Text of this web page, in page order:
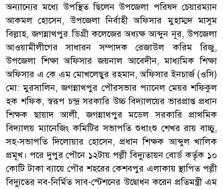
অন্যান্যের মধ্যে উপস্থিত ছিলেন উপজেলা পরিষদ চেয়ারম্যান
আকমল হোসেন, উপজেলা নির্বাহী অফিসার মুহাম্মদ মাসুম
বিল্লাহ, জগন্নাথপুর ডিগ্রী কলেজের অধ্যক্ষ আব্দুন নূর, উপজেলা
আওয়ামীলীগের সাধারন সম্পাদক রেজাউল করিম রিজু,
উপজেলা শিক্ষা অফিসার জয়নাল আবেদীন, মাধ্যমিক শিক্ষা
অফিসার এ কে এম মোখলেছুর রহমান, অফিসার ইনচার্জ (ওসি)
মো: মুরসালিন, জগন্নাথপুর পৌরসভার প্যানেল মেয়র শফিকুল
হক শফিক, স্বরূপ চন্দ্র সরকারি উচ্চ বিদ্যালয়ের ভারপ্রাপ্ত প্রধান
শিক্ষক ছায়াদ আলী, জগন্নাথপুর মডেল সরকারি প্রাথমিক
বিদ্যালয় ম্যানেজিং কমিটির সভাপতি শুধাংশু শেখর রায় বাচ্চু,
সহ-সভাপতি দিলোয়ার হোসেন, প্রধান শিক্ষক আব্দুল খালিক
প্রমূখ। পরে দুপুর পৌনে ১২টায় পল্লী বিদ্যুতায়ন বোর্ড কর্তৃক ১০
কোটি টাকা ব্যায়ে পৌর শহরের কেশবপুর এলাকায় স্থাপিত পল্লী
বিদ্যুতের নব-নির্মিত সাব-স্টেশনের উদ্বোধন করেন প্রতিমন্ত্রী এম